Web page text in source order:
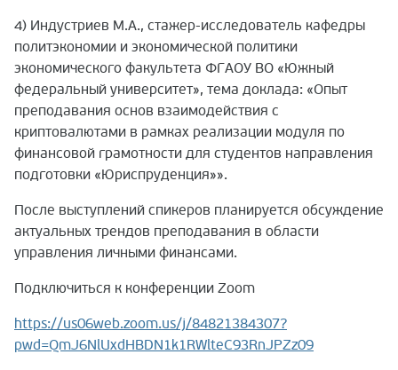
4) Индустриев М.А., стажер-исследователь кафедры
политэкономии и экономической политики
экономического факультета ФГАОУ ВО «Южный
федеральный университет», тема доклада: «Опыт
преподавания основ взаимодействия с
криптовалютами в рамках реализации модуля по
финансовой грамотности для студентов направления
подготовки «Юриспруденция»».
После выступлений спикеров планируется обсуждение
актуальных трендов преподавания в области
управления личными финансами.
Подключиться к конференции Zoom
https://us06web.zoom.us/j/84821384307?
pwd=QmJ6NlUxdHBDN1k1RWlteC93RnJPZz09